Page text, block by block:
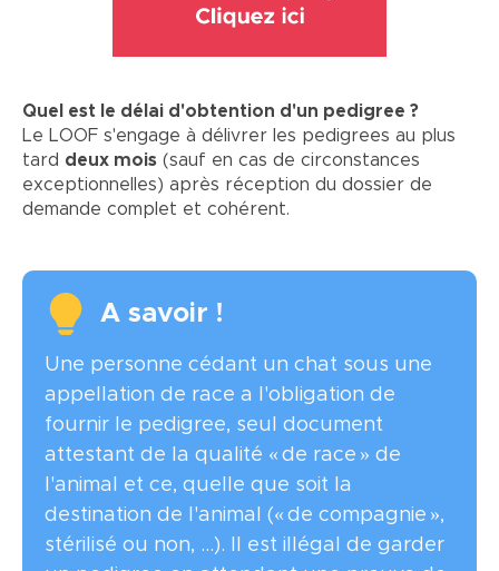
Quel est le délai d'obtention d'un pedigree ?
Le LOOF s'engage à délivrer les pedigrees au plus
tard deux mois (sauf en cas de circonstances
exceptionnelles) après réception du dossier de
demande complet et cohérent.
A savoir !
Une personne cédant un chat sous une
appellation de race a l'obligation de
fournir le pedigree, seul document
attestant de la qualité « de race » de
l'animal et ce, quelle que soit la
destination de l'animal (« de compagnie »,
stérilisé ou non, ...). Il est illégal de garder